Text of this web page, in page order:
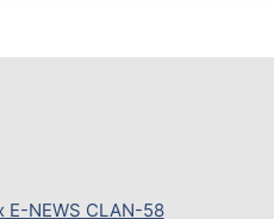
E-NEWS CLAN-58